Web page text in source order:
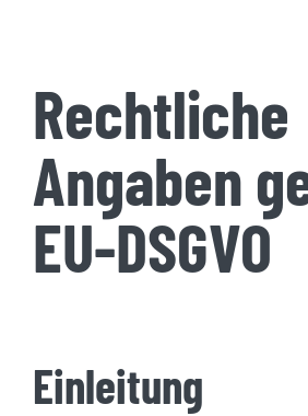
KONTAKT AUFNEHMEN
Rechtliche
Angaben
EU-DSGVO
Einleitung